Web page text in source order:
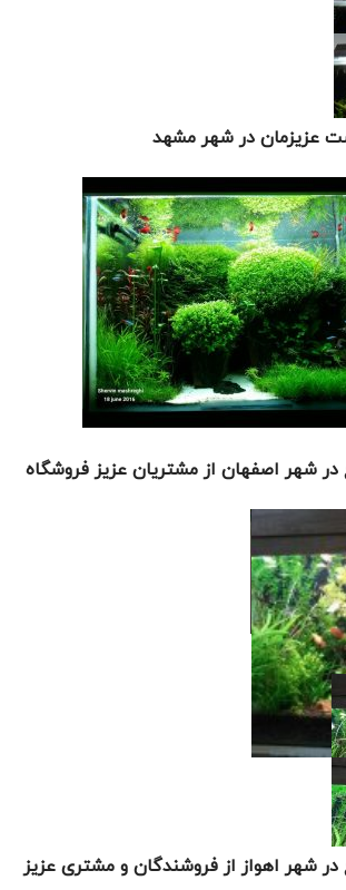
عزیزمان در شهر مشهد
در شهر اصفهان از مشتریان عزیز فروشگاه
در شهر اهواز از فروشندگان و مشتری عزیز